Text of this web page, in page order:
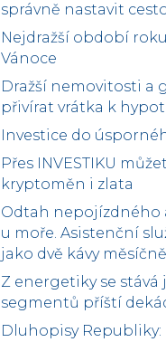
správně nastavit
Nejdražší období
Vánoce
Dražší nemovitosti a
přivírat vrátka k
Investice do
Přes INVESTIKU
kryptoměn i zlata
Odtah nepojízdného
u moře. Asistenční
jako dvě kávy měsíčně
Z energetiky se stává
segmentů příští
Dluhopisy